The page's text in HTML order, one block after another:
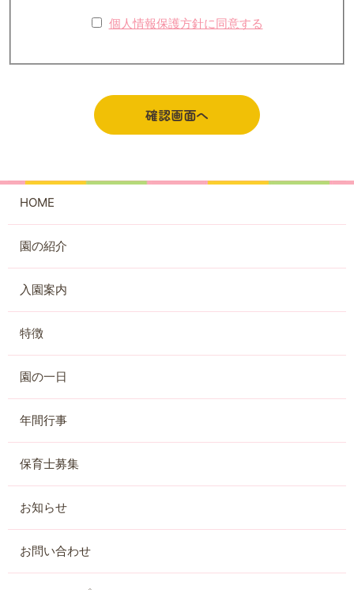
個人情報保護方針に同意する
確認画面へ
HOME
園の紹介
入園案内
特徴
園の一日
年間行事
保育士募集
お知らせ
お問い合わせ